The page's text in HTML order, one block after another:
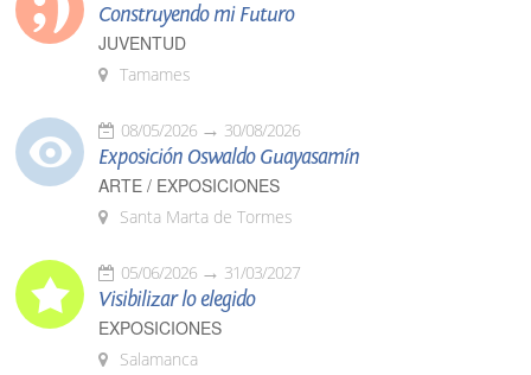
Construyendo mi Futuro
JUVENTUD
Tamames
08/05/2026 30/08/2026
Exposición Oswaldo Guayasamín
ARTE / EXPOSICIONES
Santa Marta de Tormes
05/06/2026 31/03/2027
Visibilizar lo elegido
EXPOSICIONES
Salamanca